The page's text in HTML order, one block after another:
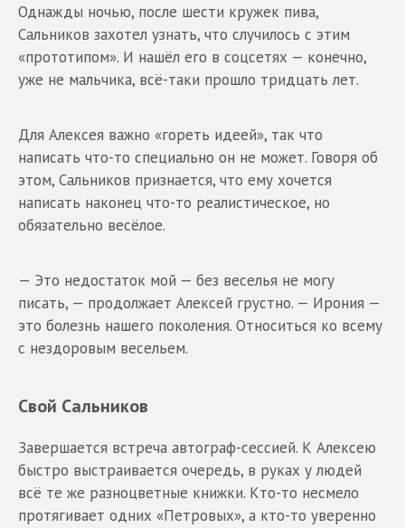
Однажды ночью, после шести кружек пива,
Сальников захотел узнать, что случилось с этим
«прототипом». И нашёл его в соцсетях — конечно,
уже не мальчика, всё-таки прошло тридцать лет.
Для Алексея важно «гореть идеей», так что
написать что-то специально он не может. Говоря об
этом, Сальников признается, что ему хочется
написать наконец что-то реалистическое, но
обязательно весёлое.
— Это недостаток мой — без веселья не могу
писать, — продолжает Алексей грустно. — Ирония —
это болезнь нашего поколения. Относиться ко всему
с нездоровым весельем.
Свой Сальников
Завершается встреча автограф-сессией. К Алексею
быстро выстраивается очередь, в руках у людей
всё те же разноцветные книжки. Кто-то несмело
протягивает одних «Петровых», а кто-то уверенно